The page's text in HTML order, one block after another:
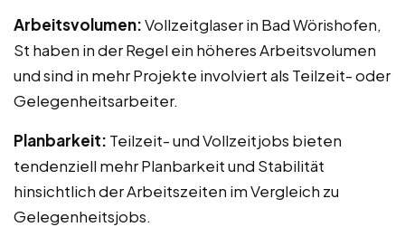
Arbeitsvolumen:Vollzeitglaser in Bad Wörishofen,
St haben in der Regel ein höheres Arbeitsvolumen
und sind in mehr Projekte involviert als Teilzeit- oder
Gelegenheitsarbeiter.
Planbarkeit: Teilzeit- und Vollzeitjobs bieten
tendenziell mehr Planbarkeit und Stabilität
hinsichtlich der Arbeitszeiten im Vergleich zu
Gelegenheitsjobs.